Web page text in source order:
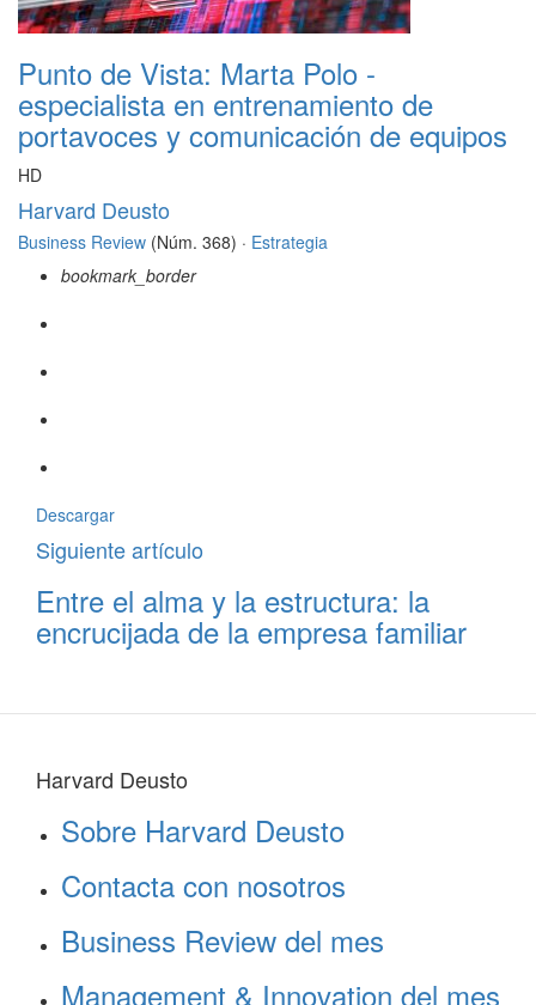
Punto de Vista: Marta Polo -
especialista en entrenamiento de
portavoces y comunicación de equipos
HD
Harvard Deusto
Business Review (Núm. 368) · Estrategia
bookmark_border
Descargar
Siguiente artículo
Entre el alma y la estructura: la
encrucijada de la empresa familiar
Harvard Deusto
Sobre Harvard Deusto
Contacta con nosotros
Business Review del mes
Management & Innovation del mes